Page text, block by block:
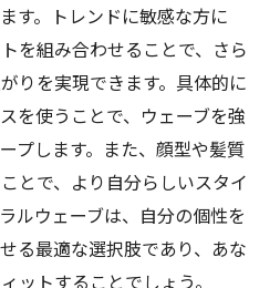
がるヘアケア方法
スを受ける重要性
する洗練された印象
なヘアスタイルの作り方
るためのヘアデザイン
ブで作るビジネススタイ
す。トレンドに敏感な方に
を組み合わせることで、さら
りを実現できます。具体的に
を使うことで、ウェーブを強
プします。また、顔型や髪質
とで、より自分らしいスタイ
ルウェーブは、自分の個性を
る最適な選択肢であり、あな
ットすることでしょう。